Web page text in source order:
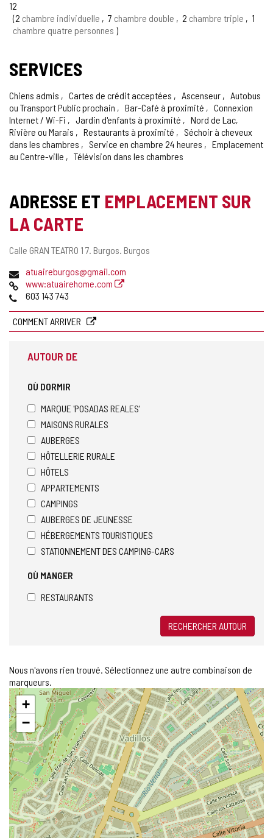
12
2 chambre individuelle 7 chambre double 2 chambre triple
1
chambre quatre personnes
SERVICES
Chiens admis Cartes de crédit acceptées Ascenseur
Autobus
ou Transport Public prochain
Bar-Café à proximité
Connexion
Internet / Wi-Fi
Jardin d'enfants à proximité
Nord de Lac,
Rivière ou Marais
Restaurants à proximité
Séchoir à cheveux
dans les chambres
Service en chambre 24 heures
Emplacement
au Centre-ville
Télévision dans les chambres
ADRESSE ET EMPLACEMENT SUR
LA CARTE
Adresse
Calle GRAN TEATRO 1 7. Burgos. Burgos
Adresse
de
courrier
atuaireburgos@gmail.com
Page
Web
www:atuairehome.com
Téléphones
603 143 743
COMMENT ARRIVER
AUTOUR DE
OÙ DORMIR
MARQUE 'POSADAS REALES'
MAISONS RURALES
AUBERGES
HÔTELLERIE RURALE
HÔTELS
APPARTEMENTS
CAMPINGS
AUBERGES DE JEUNESSE
HÉBERGEMENTS TOURISTIQUES
STATIONNEMENT DES CAMPING-CARS
OÙ MANGER
RESTAURANTS
RECHERCHER AUTOUR
Nous n'avons rien trouvé. Sélectionnez une autre combinaison de
marqueurs.
Sauter
la
carte
+
−